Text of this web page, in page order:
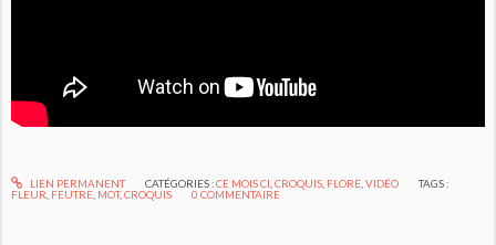
LIEN PERMANENT CATÉGORIES :CE MOIS CI CROQUIS, FLORE, VIDÉO
TAGS :
FLEUR FEUTRE MOT,CROQUIS 0 COMMENTAIRE